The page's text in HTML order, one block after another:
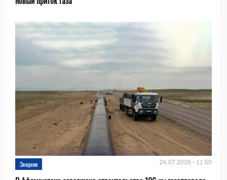
Энергия 24.07.2026 - 11:50